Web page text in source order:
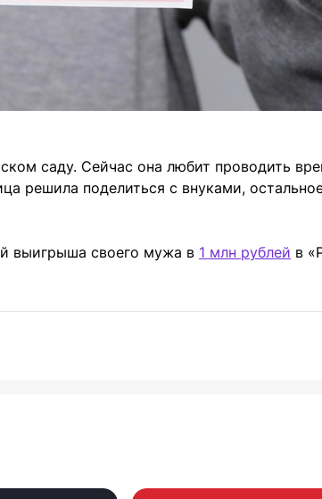
саду. Сейчас она любит проводить
решила поделиться с внуками,
выигрыша своего мужа в 1 млн рублей в